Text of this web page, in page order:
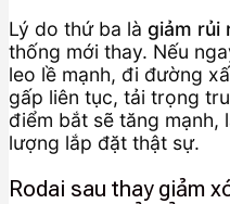
Lý do thứ ba là giảm rủi
thống mới thay. Nếu
leo lề mạnh, đi đường
gấp liên tục, tải trọng
điểm bắt sẽ tăng mạnh,
lượng lắp đặt thật sự.
Rodai sau thay giảm